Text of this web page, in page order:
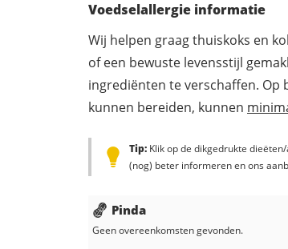
Voedselallergie informatie
Wij helpen graag thuiskoks en
of een bewuste levensstijl
ingrediënten te verschaffen.
kunnen bereiden, kunnen
Tip: Klik op de dikgedrukte
(nog) beter informeren en ons
Pinda
Geen overeenkomsten gevonden.